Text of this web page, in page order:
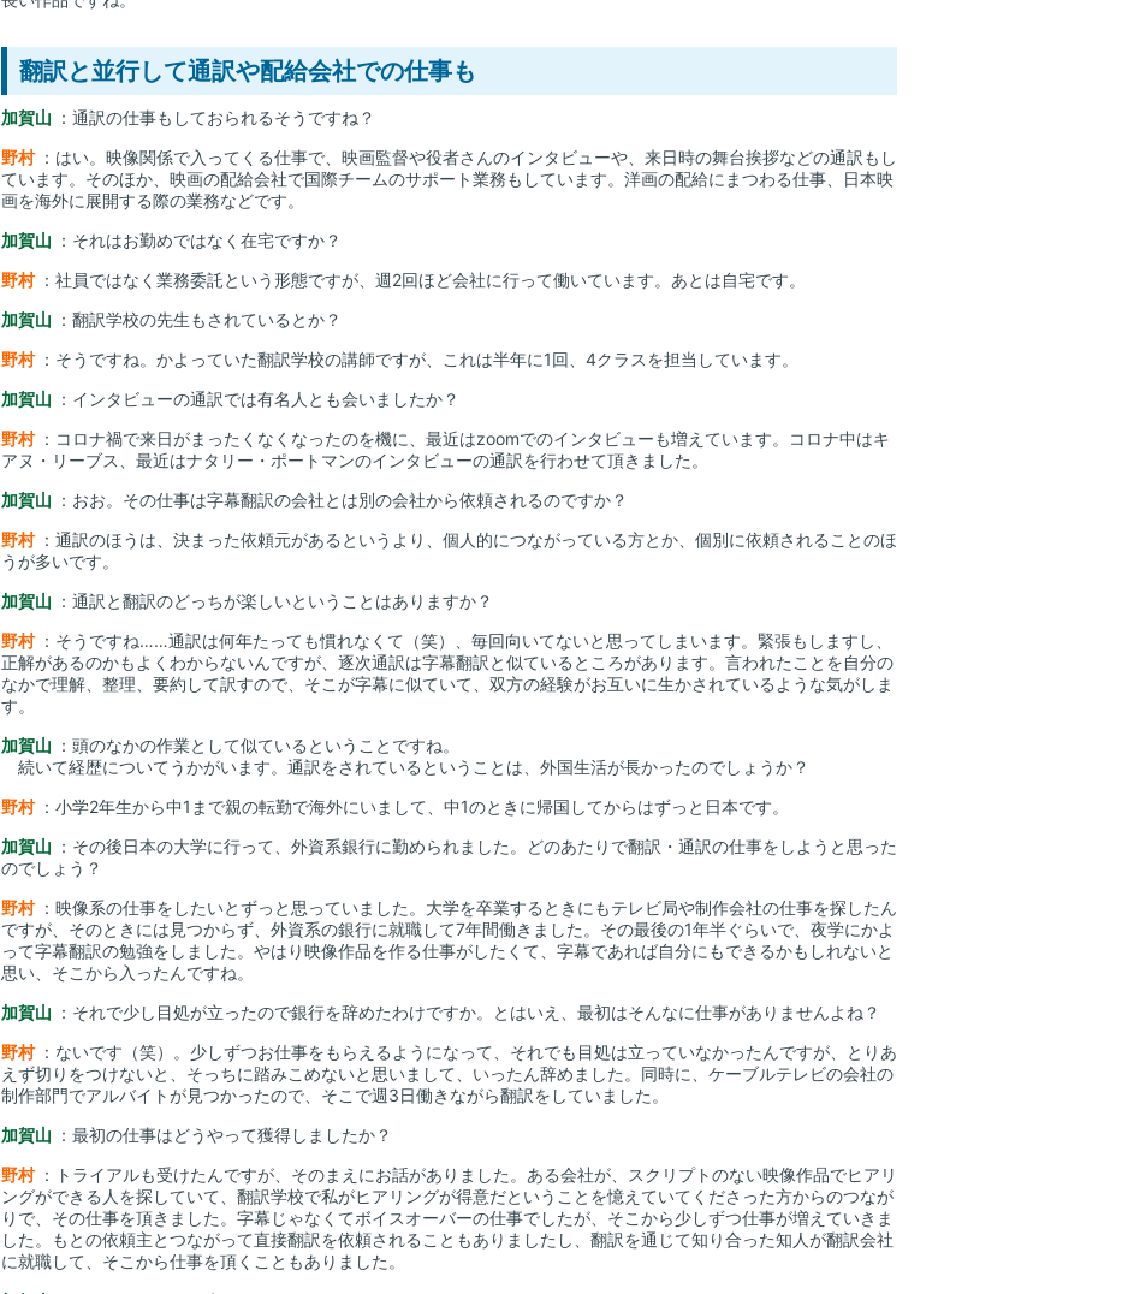
翻訳と並行して通訳や配給会社での仕事も
加賀山 ：通訳の仕事もしておられるそうですね？
野村 ：はい。映像関係で入ってくる仕事で、映画監督や役者さんのインタビューや、来日時の舞台挨拶などの通訳もし
ています。そのほか、映画の配給会社で国際チームのサポート業務もしています。洋画の配給にまつわる仕事、日本映
画を海外に展開する際の業務などです。
加賀山 ：それはお勤めではなく在宅ですか？
野村 ：社員ではなく業務委託という形態ですが、週2回ほど会社に行って働いています。あとは自宅です。
加賀山 ：翻訳学校の先生もされているとか？
野村 ：そうですね。かよっていた翻訳学校の講師ですが、これは半年に1回、4クラスを担当しています。
加賀山 ：インタビューの通訳では有名人とも会いましたか？
野村 ：コロナ禍で来日がまったくなくなったのを機に、最近はzoomでのインタビューも増えています。コロナ中はキ
アヌ・リーブス、最近はナタリー・ポートマンのインタビューの通訳を行わせて頂きました。
加賀山 ：おお。その仕事は字幕翻訳の会社とは別の会社から依頼されるのですか？
野村 ：通訳のほうは、決まった依頼元があるというより、個人的につながっている方とか、個別に依頼されることのほ
うが多いです。
加賀山 ：通訳と翻訳のどっちが楽しいということはありますか？
野村 ：そうですね……通訳は何年たっても慣れなくて（笑）、毎回向いてないと思ってしまいます。緊張もしますし、
正解があるのかもよくわからないんですが、逐次通訳は字幕翻訳と似ているところがあります。言われたことを自分の
なかで理解、整理、要約して訳すので、そこが字幕に似ていて、双方の経験がお互いに生かされているような気がしま
す。
加賀山 ：頭のなかの作業として似ているということですね。
続いて経歴についてうかがいます。通訳をされているということは、外国生活が長かったのでしょうか？
野村 ：小学2年生から中1まで親の転勤で海外にいまして、中1のときに帰国してからはずっと日本です。
加賀山 ：その後日本の大学に行って、外資系銀行に勤められました。どのあたりで翻訳・通訳の仕事をしようと思った
のでしょう？
野村 ：映像系の仕事をしたいとずっと思っていました。大学を卒業するときにもテレビ局や制作会社の仕事を探したん
ですが、そのときには見つからず、外資系の銀行に就職して7年間働きました。その最後の1年半ぐらいで、夜学にかよ
って字幕翻訳の勉強をしました。やはり映像作品を作る仕事がしたくて、字幕であれば自分にもできるかもしれないと
思い、そこから入ったんですね。
加賀山 ：それで少し目処が立ったので銀行を辞めたわけですか。とはいえ、最初はそんなに仕事がありませんよね？
野村 ：ないです（笑）。少しずつお仕事をもらえるようになって、それでも目処は立っていなかったんですが、とりあ
えず切りをつけないと、そっちに踏みこめないと思いまして、いったん辞めました。同時に、ケーブルテレビの会社の
制作部門でアルバイトが見つかったので、そこで週3日働きながら翻訳をしていました。
加賀山 ：最初の仕事はどうやって獲得しましたか？
野村 ：トライアルも受けたんですが、そのまえにお話がありました。ある会社が、スクリプトのない映像作品でヒアリ
ングができる人を探していて、翻訳学校で私がヒアリングが得意だということを憶えていてくださった方からのつなが
りで、その仕事を頂きました。字幕じゃなくてボイスオーバーの仕事でしたが、そこから少しずつ仕事が増えていきま
した。もとの依頼主とつながって直接翻訳を依頼されることもありましたし、翻訳を通じて知り合った知人が翻訳会社
に就職して、そこから仕事を頂くこともありました。